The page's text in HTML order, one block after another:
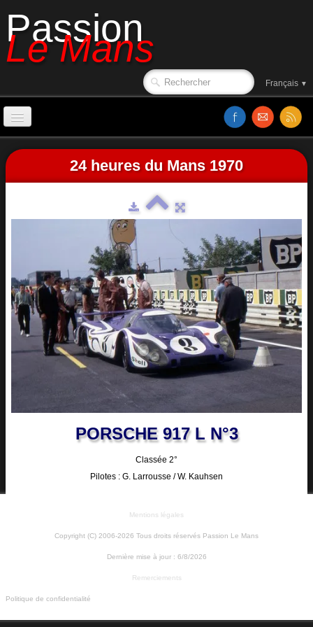
Passion
Le Mans
Français ▼
Accueil
Sorties de piste
Vidéos
Site web
24 heures du Mans 1970
PORSCHE 917 L N°3
Classée 2°
Pilotes : G. Larrousse / W. Kauhsen
Mentions légales
Copyright (C) 2006-2026 Tous droits réservés Passion Le Mans
Dernière mise à jour : 6/8/2026
Remerciements
Politique de confidentialité